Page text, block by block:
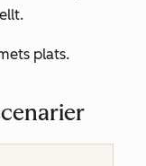
plats.